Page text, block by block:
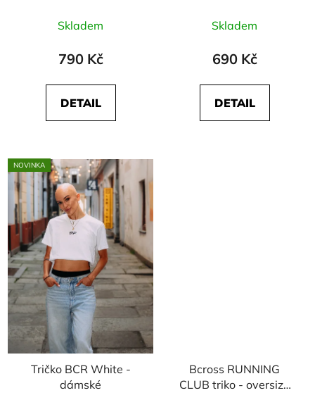
Skladem
790 Kč
DETAIL
Skladem
690 Kč
DETAIL
NOVINKA
Tričko BCR White -
dámské
Bcross RUNNING
CLUB triko - oversize